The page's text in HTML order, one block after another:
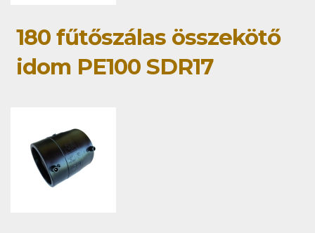
180 fűtőszálas összekötő
idom PE100 SDR17